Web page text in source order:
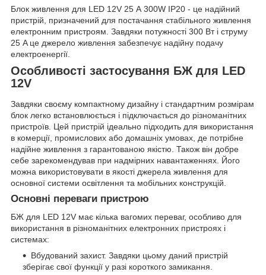
Блок живлення для LED 12V 25 А 300W IP20 - це надійний
пристрій, призначений для постачання стабільного живлення
електронним пристроям. Завдяки потужності 300 Вт і струму
25 A це джерело живлення забезпечує надійну подачу
електроенергії.
Особливості застосування БЖ для LED
12V
Завдяки своєму компактному дизайну і стандартним розмірам
блок легко встановлюється і підключається до різноманітних
пристроїв. Цей пристрій ідеально підходить для використання
в комерції, промислових або домашніх умовах, де потрібне
надійне живлення з гарантованою якістю. Також він добре
себе зарекомендував при надмірних навантаженнях. Його
можна використовувати в якості джерела живлення для
основної системи освітлення та мобільних конструкцій.
Основні переваги пристрою
БЖ для LED 12V має кілька вагомих переваг, особливо для
використання в різноманітних електронних пристроях і
системах:
Вбудований захист. Завдяки цьому даний пристрій
зберігає свої функції у разі короткого замикання.